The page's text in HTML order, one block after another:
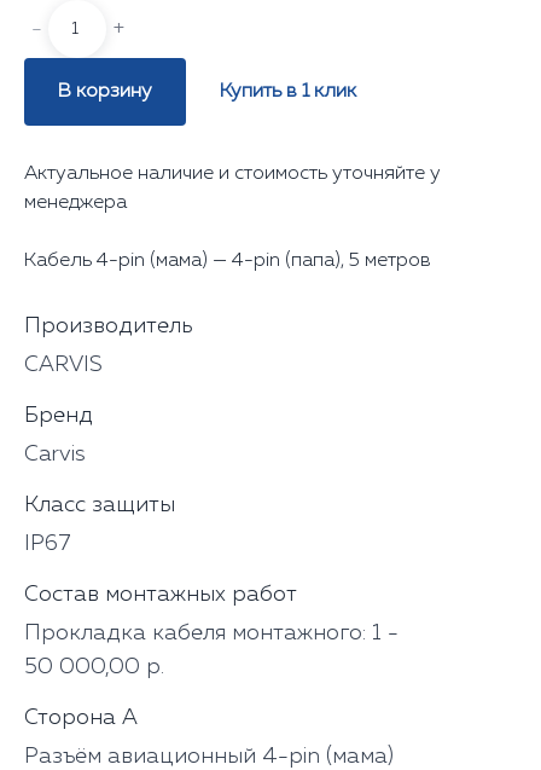
- +
В корзину Купить в 1 клик
Актуальное наличие и стоимость уточняйте у
менеджера
Кабель 4-pin (мама) — 4-pin (папа), 5 метров
Производитель
CARVIS
Бренд
Carvis
Класс защиты
IP67
Состав монтажных работ
Прокладка кабеля монтажного: 1 -
50 000,00 р.
Сторона А
Разъём авиационный 4-pin (мама)